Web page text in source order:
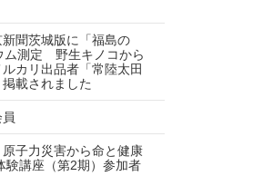
新聞茨城版に「福島の
ム測定 野生キノコから
カリ出品者「常陸太田
載されました
原子力災害から命と健康
験講座（第2期）参加者